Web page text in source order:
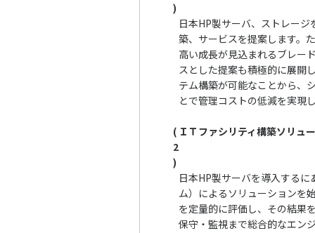
)
日本HP製サーバ、ストレー
築、サービスを提案します。
高い成長が見込まれるブレ
スとした提案も積極的に展開
テム構築が可能なことから、
とで管理コストの低減を実現
(
2
)
ＩＴファシリティ構築ソリュ
日本HP製サーバを導入するに
ム）によるソリューションを
を定量的に評価し、その結果
保守・監視まで総合的なエン